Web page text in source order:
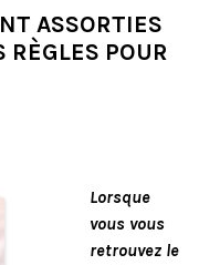
ASSORTIES
RÈGLES POUR
Lorsque
vous vous
retrouvez le